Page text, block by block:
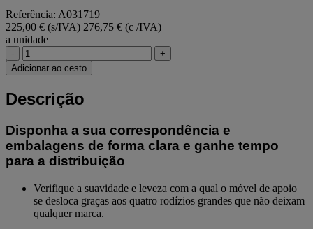
Referência: A031719
225,00 € (s/IVA) 276,75 € (c /IVA)
a unidade
-
+
Adicionar ao cesto
Descrição
Disponha a sua correspondência e
embalagens de forma clara e ganhe tempo
para a distribuição
Verifique a suavidade e leveza com a qual o móvel de apoio
se desloca graças aos quatro rodízios grandes que não deixam
qualquer marca.